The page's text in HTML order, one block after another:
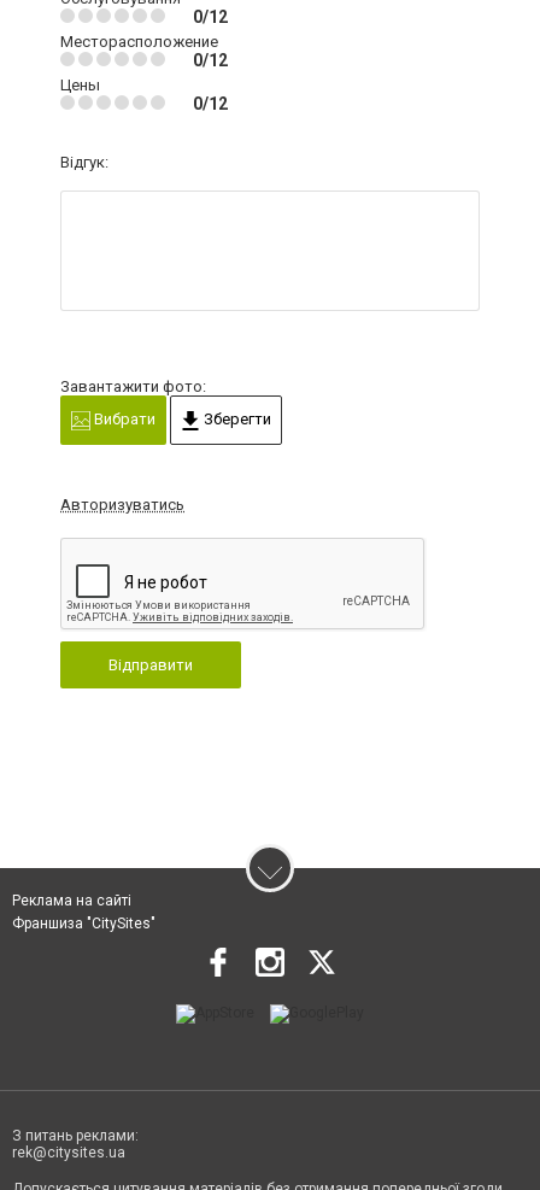
0/12
Месторасположение
0/12
Цены
0/12
Відгук:
Завантажити фото:
Вибрати
Зберегти
Авторизуватись
Відправити
Реклама на сайті
Франшиза "CitySites"
З питань реклами:
rek@citysites.ua